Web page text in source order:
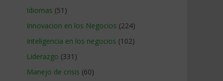
Idiomas (51)
Innovacion en los Negocios (224)
Inteligencia en los negocios (102)
Liderazgo (331)
Manejo de crisis (60)